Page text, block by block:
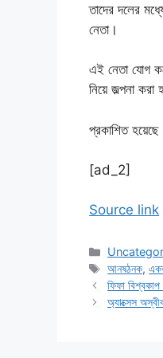
তাদের দলের
নেতা।
এই নেতা যোগ
নিয়ে জল্পনা
প্রকাশিত হয়েছে
[ad_2]
Source link
Tags
আনষঠনক,
ফিফা
অ্যাক্সেস